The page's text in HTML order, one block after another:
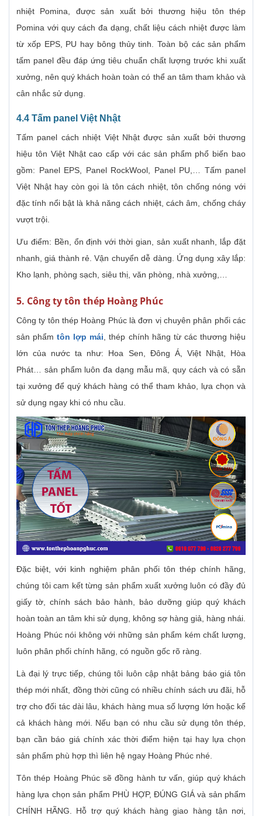
nhiệt Pomina, được sản xuất bởi thương hiệu tôn thép
Pomina với quy cách đa dạng, chất liệu cách nhiệt được làm
từ xốp EPS, PU hay bông thủy tinh. Toàn bộ các sản phẩm
tấm panel đều đáp ứng tiêu chuẩn chất lượng trước khi xuất
xưởng, nên quý khách hoàn toàn có thể an tâm tham khảo và
cân nhắc sử dụng.
4.4 Tấm panel Việt Nhật
Tấm panel cách nhiệt Việt Nhật được sản xuất bởi thương
hiệu tôn Việt Nhật cao cấp với các sản phẩm phổ biến bao
gồm: Panel EPS, Panel RockWool, Panel PU,… Tấm panel
Việt Nhật hay còn gọi là tôn cách nhiệt, tôn chống nóng với
đặc tính nổi bật là khả năng cách nhiệt, cách âm, chống cháy
vượt trội.
Ưu điểm: Bền, ổn định với thời gian, sản xuất nhanh, lắp đặt
nhanh, giá thành rẻ. Vận chuyển dễ dàng. Ứng dụng xây lắp:
Kho lạnh, phòng sạch, siêu thị, văn phòng, nhà xưởng,…
5. Công ty tôn thép Hoàng Phúc
Công ty tôn thép Hoàng Phúc là đơn vị chuyên phân phối các
sản phẩmtôn lợp mái, thép chính hãng từ các thương hiệu
lớn của nước ta như: Hoa Sen, Đông Á, Việt Nhật, Hòa
Phát… sản phẩm luôn đa dạng mẫu mã, quy cách và có sẵn
tại xưởng để quý khách hàng có thể tham khảo, lựa chọn và
sử dụng ngay khi có nhu cầu.
Đặc biệt, với kinh nghiệm phân phối tôn thép chính hãng,
chúng tôi cam kết từng sản phẩm xuất xưởng luôn có đầy đủ
giấy tờ, chính sách bảo hành, bảo dưỡng giúp quý khách
hoàn toàn an tâm khi sử dụng, không sợ hàng giả, hàng nhái.
Hoàng Phúc nói không với những sản phẩm kém chất lượng,
luôn phân phối chính hãng, có nguồn gốc rõ ràng.
Là đại lý trực tiếp, chúng tôi luôn cập nhật bảng báo giá tôn
thép mới nhất, đồng thời cũng có nhiều chính sách ưu đãi, hỗ
trợ cho đối tác dài lâu, khách hàng mua số lượng lớn hoặc kể
cả khách hàng mới. Nếu bạn có nhu cầu sử dụng tôn thép,
bạn cần báo giá chính xác thời điểm hiện tại hay lựa chọn
sản phẩm phù hợp thì liên hệ ngay Hoàng Phúc nhé.
Tôn thép Hoàng Phúc sẽ đồng hành tư vấn, giúp quý khách
hàng lựa chọn sản phẩm PHÙ HỢP, ĐÚNG GIÁ và sản phẩm
CHÍNH HÃNG. Hỗ trợ quý khách hàng giao hàng tận nơi,